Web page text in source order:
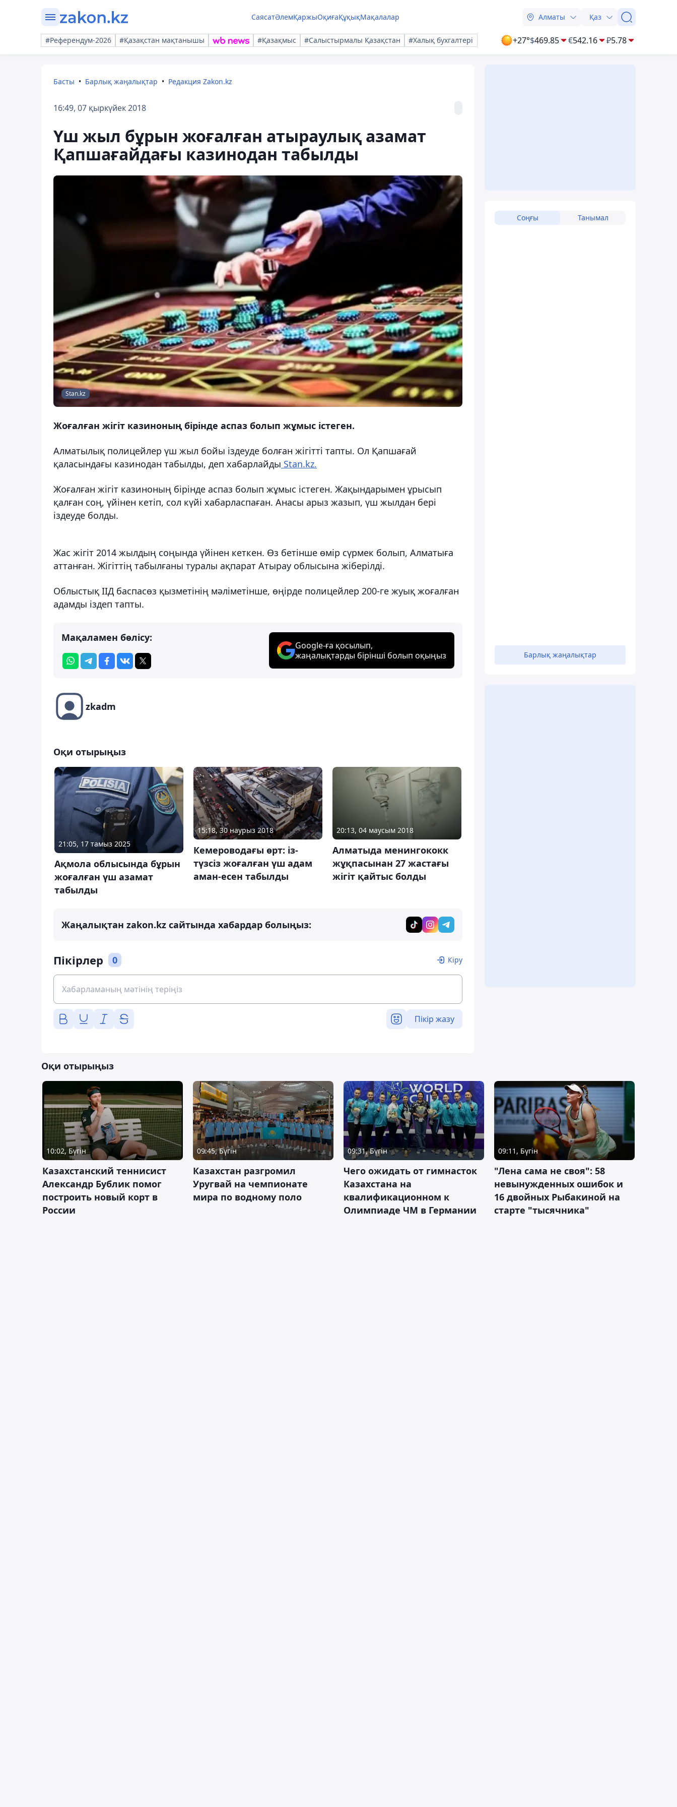
СаясатӘлемҚаржыОқиғаҚұқықМақалалар Алматы Қаз
#Референдум-2026 #Қазақстан мақтанышы #Қазақмыс #Салыстырмалы Қазақстан #Халық бухгалтері +27°$469.85 €542.16 ₽5.78
Басты Барлық жаңалықтар Редакция Zakon.kz
16:49, 07 қыркүйек 2018
Үш жыл бұрын жоғалған атыраулық азамат
Қапшағайдағы казинодан табылды
Stan.kz
Жоғалған жігіт казиноның бірінде аспаз болып жұмыс істеген.
Алматылық полицейлер үш жыл бойы іздеуде болған жігітті тапты. Ол Қапшағай
қаласындағы казинодан табылды, деп хабарлайды Stan.kz.
Жоғалған жігіт казиноның бірінде аспаз болып жұмыс істеген. Жақындарымен ұрысып
қалған соң, үйінен кетіп, сол күйі хабарласпаған. Анасы арыз жазып, үш жылдан бері
іздеуде болды.
Жас жігіт 2014 жылдың соңында үйінен кеткен. Өз бетінше өмір сүрмек болып, Алматыға
аттанған. Жігіттің табылғаны туралы ақпарат Атырау облысына жіберілді.
Облыстық ІІД баспасөз қызметінің мәліметінше, өңірде полицейлер 200-ге жуық жоғалған
адамды іздеп тапты.
Мақаламен бөлісу:
Google-ға қосылып,
жаңалықтарды бірінші болып оқыңыз
zkadm
Оқи отырыңыз
21:05, 17 тамыз 2025
Ақмола облысында бұрын
жоғалған үш азамат
табылды
15:18, 30 наурыз 2018
Кемероводағы өрт: із-
түзсіз жоғалған үш адам
аман-есен табылды
20:13, 04 маусым 2018
Алматыда менингококк
жұқпасынан 27 жастағы
жігіт қайтыс болды
Жаңалықтан zakon.kz сайтында хабардар болыңыз:
Пікірлер 0 Кіру
Пікір жазу
Соңғы Танымал
Барлық жаңалықтар
Оқи отырыңыз
10:02, Бүгін
Казахстанский теннисист
Александр Бублик помог
построить новый корт в
России
09:45, Бүгін
Казахстан разгромил
Уругвай на чемпионате
мира по водному поло
09:31, Бүгін
Чего ожидать от гимнасток
Казахстана на
квалификационном к
Олимпиаде ЧМ в Германии
09:11, Бүгін
"Лена сама не своя": 58
невынужденных ошибок и
16 двойных Рыбакиной на
старте "тысячника"